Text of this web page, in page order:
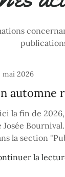
mai 2026
automne
la fin de
Josée
la section
la